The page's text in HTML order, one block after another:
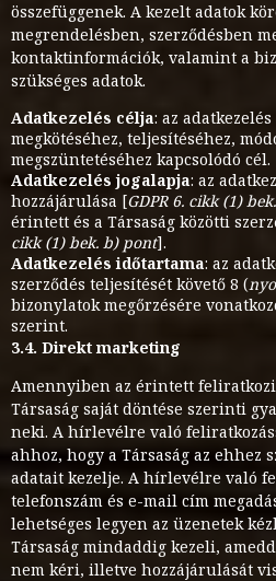
összefüggenek. A kezelt adatok
megrendelésben, szerződésben
kontaktinformációk, valamint a
szükséges adatok.
Adatkezelés célja: az
megkötéséhez, teljesítéséhez,
megszüntetéséhez kapcsolódó cél.
Adatkezelés jogalapja: az
hozzájárulása [GDPR 6. cikk (1)
érintett és a Társaság közötti
cikk (1) bek. b) pont].
Adatkezelés időtartama: az
szerződés teljesítését követő 8 (
bizonylatok megőrzésére
szerint.
3.4. Direkt marketing
Amennyiben az érintett
Társaság saját döntése szerinti
neki. A hírlevélre való
ahhoz, hogy a Társaság az ehhez
adatait kezelje. A hírlevélre való
telefonszám és e-mail cím
lehetséges legyen az üzenetek
Társaság mindaddig kezeli,
nem kéri, illetve hozzájárulását